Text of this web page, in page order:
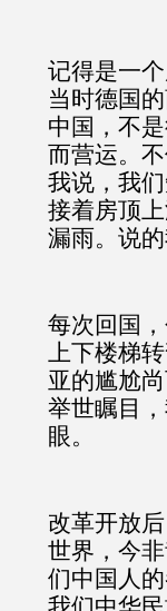
记得是一
当时德国
中国，不
而营运。
我说，我
接着房顶
漏雨。说的
每次回国
上下楼梯
亚的尴尬
举世瞩目
眼。
改革开放
世界，今
们中国人